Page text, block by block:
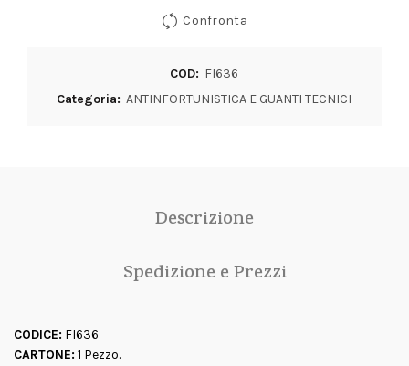
Confronta
COD: FI636
Categoria: ANTINFORTUNISTICA E GUANTI TECNICI
Descrizione
Spedizione e Prezzi
CODICE: FI636
CARTONE: 1 Pezzo.